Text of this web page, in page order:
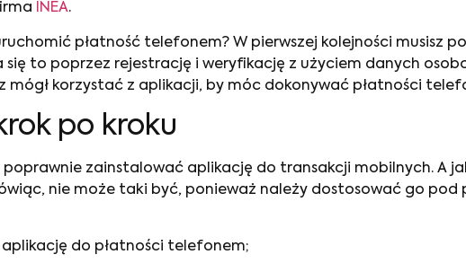
INEA.
płatność telefonem? W pierwszej kolejności musisz
to poprzez rejestrację i weryfikację z użyciem danych
mógł korzystać z aplikacji, by móc dokonywać płatności
po kroku
poprawnie zainstalować aplikację do transakcji mobilnych. A
nie może taki być, ponieważ należy dostosować go
do płatności telefonem;